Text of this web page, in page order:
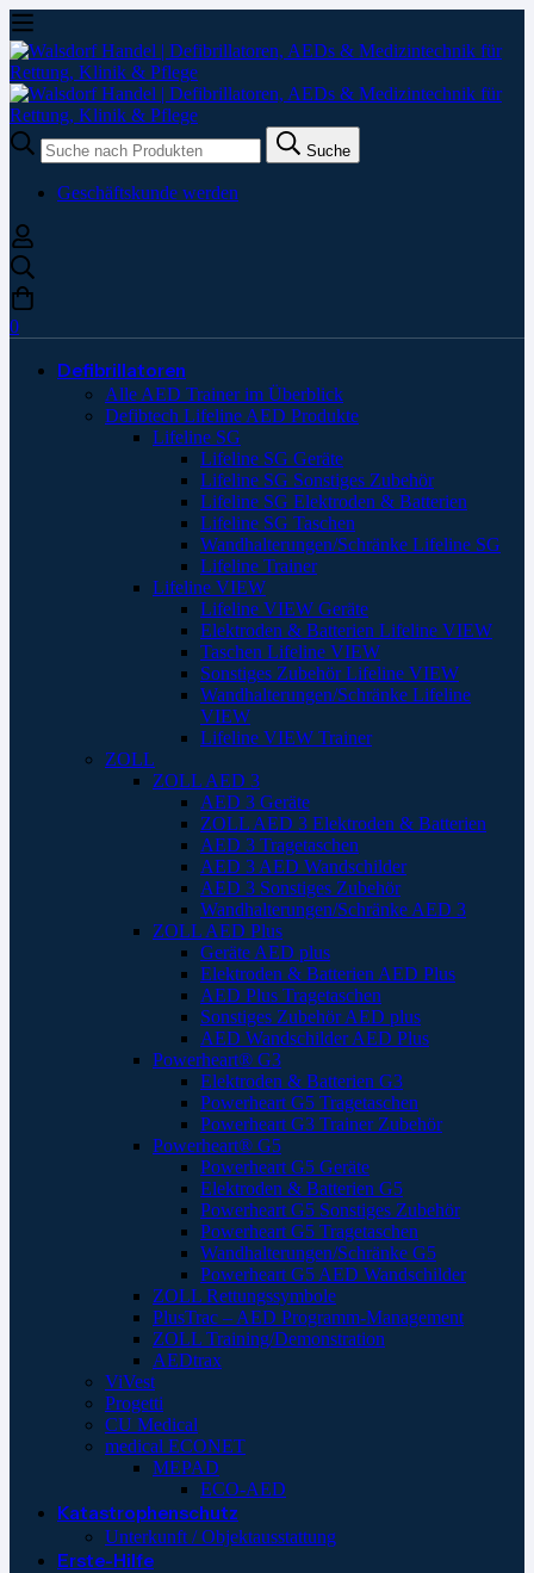
Suche
nach:
Suche
Geschäftskunde werden
0
Defibrillatoren
Alle AED Trainer im Überblick
Defibtech Lifeline AED Produkte
Lifeline SG
Lifeline SG Geräte
Lifeline SG Sonstiges Zubehör
Lifeline SG Elektroden & Batterien
Lifeline SG Taschen
Wandhalterungen/Schränke Lifeline SG
Lifeline Trainer
Lifeline VIEW
Lifeline VIEW Geräte
Elektroden & Batterien Lifeline VIEW
Taschen Lifeline VIEW
Sonstiges Zubehör Lifeline VIEW
Wandhalterungen/Schränke Lifeline
VIEW
Lifeline VIEW Trainer
ZOLL
ZOLL AED 3
AED 3 Geräte
ZOLL AED 3 Elektroden & Batterien
AED 3 Tragetaschen
AED 3 AED Wandschilder
AED 3 Sonstiges Zubehör
Wandhalterungen/Schränke AED 3
ZOLL AED Plus
Geräte AED plus
Elektroden & Batterien AED Plus
AED Plus Tragetaschen
Sonstiges Zubehör AED plus
AED Wandschilder AED Plus
Powerheart® G3
Elektroden & Batterien G3
Powerheart G5 Tragetaschen
Powerheart G3 Trainer Zubehör
Powerheart® G5
Powerheart G5 Geräte
Elektroden & Batterien G5
Powerheart G5 Sonstiges Zubehör
Powerheart G5 Tragetaschen
Wandhalterungen/Schränke G5
Powerheart G5 AED Wandschilder
ZOLL Rettungssymbole
PlusTrac – AED Programm-Management
ZOLL Training/Demonstration
AEDtrax
ViVest
Progetti
CU Medical
medical ECONET
MEPAD
ECO-AED
Katastrophenschutz
Unterkunft / Objektausstattung
Erste-Hilfe